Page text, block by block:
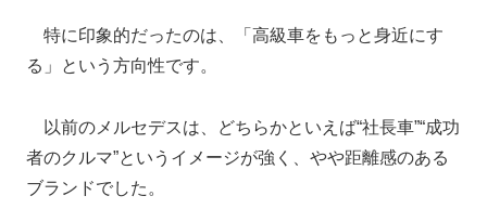
特に印象的だったのは、「高級車をもっと身近にす
る」という方向性です。
以前のメルセデスは、どちらかといえば“社長車”“成功
者のクルマ”というイメージが強く、やや距離感のある
ブランドでした。